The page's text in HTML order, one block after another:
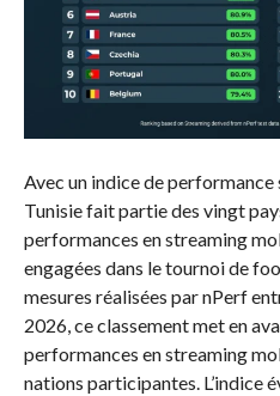
Avec un indice de performance
Tunisie fait partie des vingt
performances en streaming
engagées dans le tournoi de
mesures réalisées par nPerf
2026, ce classement met en
performances en streaming
nations participantes. L’indice